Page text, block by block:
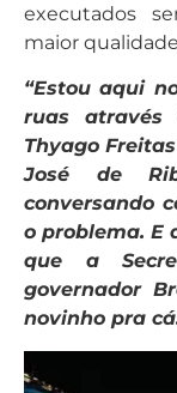
executados
maior
“Estou aqui
ruas através
Thyago
José de
conversando
o problema. E
que a
governador
novinho pra